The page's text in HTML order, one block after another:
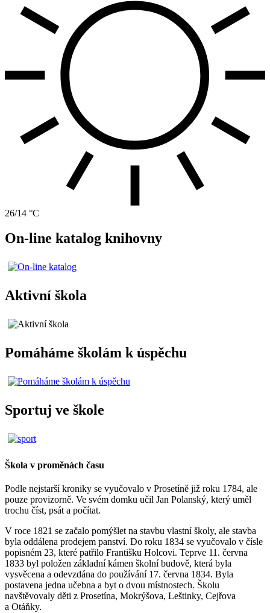
26/14 °C
On-line katalog knihovny
Aktivní škola
Pomáháme školám k úspěchu
Sportuj ve škole
Škola v proměnách času
Podle nejstarší kroniky se vyučovalo v Prosetíně již roku 1784, ale
pouze provizorně. Ve svém domku učil Jan Polanský, který uměl
trochu číst, psát a počítat.
V roce 1821 se začalo pomýšlet na stavbu vlastní školy, ale stavba
byla oddálena prodejem panství. Do roku 1834 se vyučovalo v čísle
popisném 23, které patřilo Františku Holcovi. Teprve 11. června
1833 byl položen základní kámen školní budově, která byla
vysvěcena a odevzdána do používání 17. června 1834. Byla
postavena jedna učebna a byt o dvou místnostech. Školu
navštěvovaly děti z Prosetína, Mokrýšova, Leštinky, Cejřova
a Otáňky.